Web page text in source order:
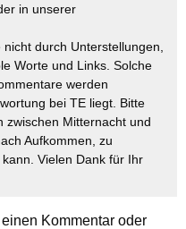
in unserer
durch Unterstellungen,
Worte und Links. Solche
werden
bei TE liegt. Bitte
zwischen Mitternacht und
Aufkommen, zu
Vielen Dank für Ihr
Kommentar oder